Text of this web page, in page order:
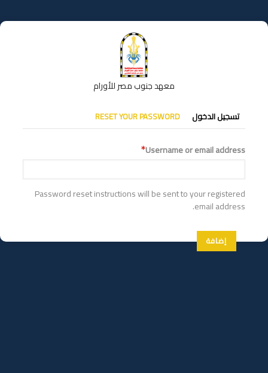
إلى
المحتوى
معهد جنوب مصر للأورام
التبويبات
الأساسية
تسجيل الدخول RESET YOUR PASSWORD
Username or email address
Password reset instructions will be sent to your registered
email address.